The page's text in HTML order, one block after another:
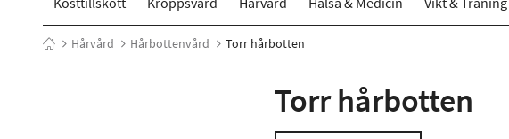
Hårvård Hårbottenvård Torr hårbotten
Torr hårbotten